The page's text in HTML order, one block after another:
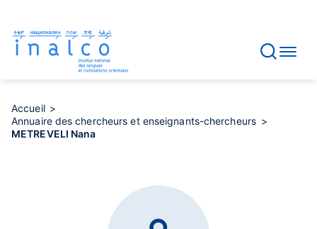
contenu
principal
Accueil
Annuaire des chercheurs et enseignants-chercheurs
METREVELI Nana